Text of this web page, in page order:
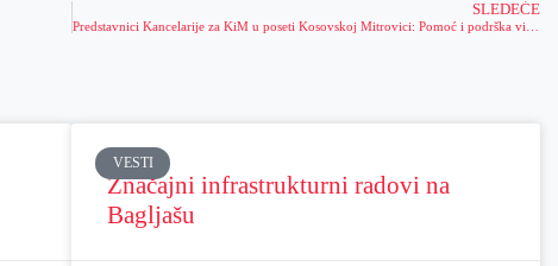
SLEDEĆE
VESTI
Značajni infrastrukturni radovi na
Bagljašu